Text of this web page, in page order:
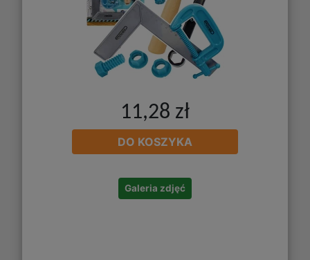
11,28 zł
DO KOSZYKA
Galeria zdjęć